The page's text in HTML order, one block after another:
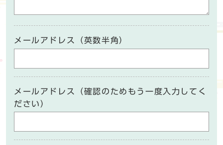
メールアドレス（英数半角）
メールアドレス（確認のためもう一度入力してく
ださい）